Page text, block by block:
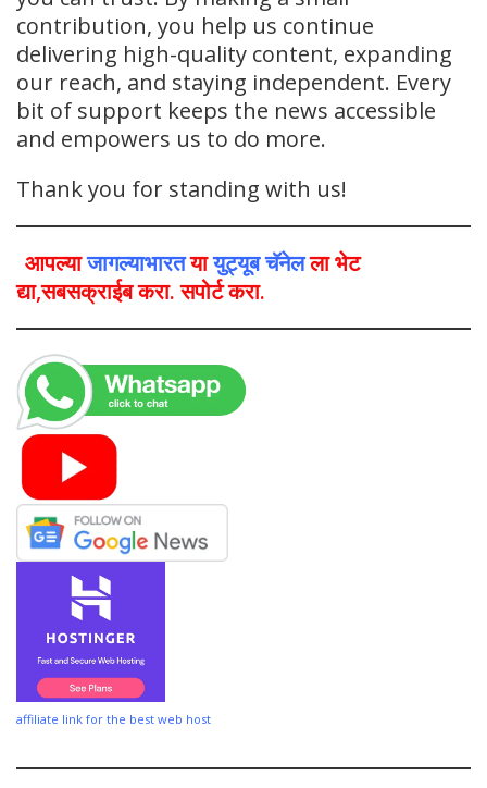
contribution, you help us continue
delivering high-quality content, expanding
our reach, and staying independent. Every
bit of support keeps the news accessible
and empowers us to do more.
Thank you for standing with us!
आपल्याजागल्याभारतयायुट्यूब चॅनेलला भेट
द्या,सबसक्राईब करा. सपोर्ट करा.
affiliate link for the best web host